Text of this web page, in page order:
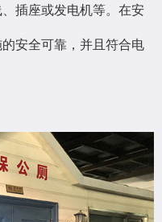
插座或发电机等。在安
安全可靠，并且符合电